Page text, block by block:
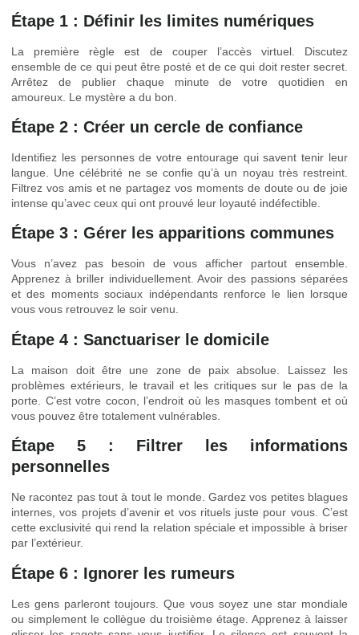
Étape 1 : Définir les limites numériques
La première règle est de couper l’accès virtuel. Discutez
ensemble de ce qui peut être posté et de ce qui doit rester secret.
Arrêtez de publier chaque minute de votre quotidien en
amoureux. Le mystère a du bon.
Étape 2 : Créer un cercle de confiance
Identifiez les personnes de votre entourage qui savent tenir leur
langue. Une célébrité ne se confie qu’à un noyau très restreint.
Filtrez vos amis et ne partagez vos moments de doute ou de joie
intense qu’avec ceux qui ont prouvé leur loyauté indéfectible.
Étape 3 : Gérer les apparitions communes
Vous n’avez pas besoin de vous afficher partout ensemble.
Apprenez à briller individuellement. Avoir des passions séparées
et des moments sociaux indépendants renforce le lien lorsque
vous vous retrouvez le soir venu.
Étape 4 : Sanctuariser le domicile
La maison doit être une zone de paix absolue. Laissez les
problèmes extérieurs, le travail et les critiques sur le pas de la
porte. C’est votre cocon, l’endroit où les masques tombent et où
vous pouvez être totalement vulnérables.
Étape 5 : Filtrer les informations
personnelles
Ne racontez pas tout à tout le monde. Gardez vos petites blagues
internes, vos projets d’avenir et vos rituels juste pour vous. C’est
cette exclusivité qui rend la relation spéciale et impossible à briser
par l’extérieur.
Étape 6 : Ignorer les rumeurs
Les gens parleront toujours. Que vous soyez une star mondiale
ou simplement le collègue du troisième étage. Apprenez à laisser